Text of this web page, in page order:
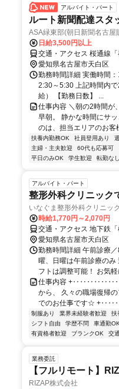
アルバイト・パート
ルート新聞配達スタ
ASA緑東部(朝日新聞名古屋
日給3,500円以上
交通・アクセス 桜通線
愛知県名古屋市天白区
勤務時間詳細 実働時間
2:30～5:30 上記時間内
給） 【勤務日数】 ...
仕事内容 ＼朝の2時間が
早朝。 静かな時間にサ
のは、担当エリアのお客
扶養内勤務OK 社員登用あり
主婦・主夫歓迎
60代も応募可
平日のみOK
学生歓迎 転勤なし
アルバイト・パート
整形外科クリニック
いなぐま整形外科クリニック
時給1,770円～2,070円
交通・アクセス 地下鉄
愛知県名古屋市天白区
勤務時間詳細 午前診療
曜、日曜は午前診療のみ
フトは調整可能！ お気
仕事内容
から、 久々の職場復帰
でのお仕事です☆
制服あり 業界未経験者歓迎 扶
シフト自由
学歴不問 車通勤OK
有資格者歓迎
ブランクOK 交
業務委託
【フルリモート】
RIZAP株式会社